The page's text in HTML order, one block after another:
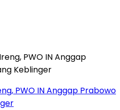
PWO IN Anggap Prabowo